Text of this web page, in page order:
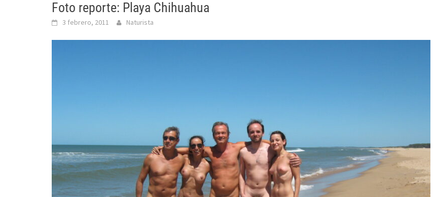
Foto reporte: Playa Chihuahua
3 febrero, 2011 Naturista